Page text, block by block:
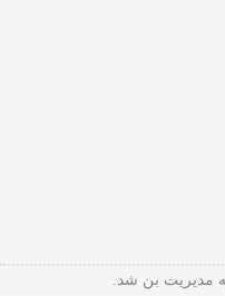
به مدیریت بن شد.